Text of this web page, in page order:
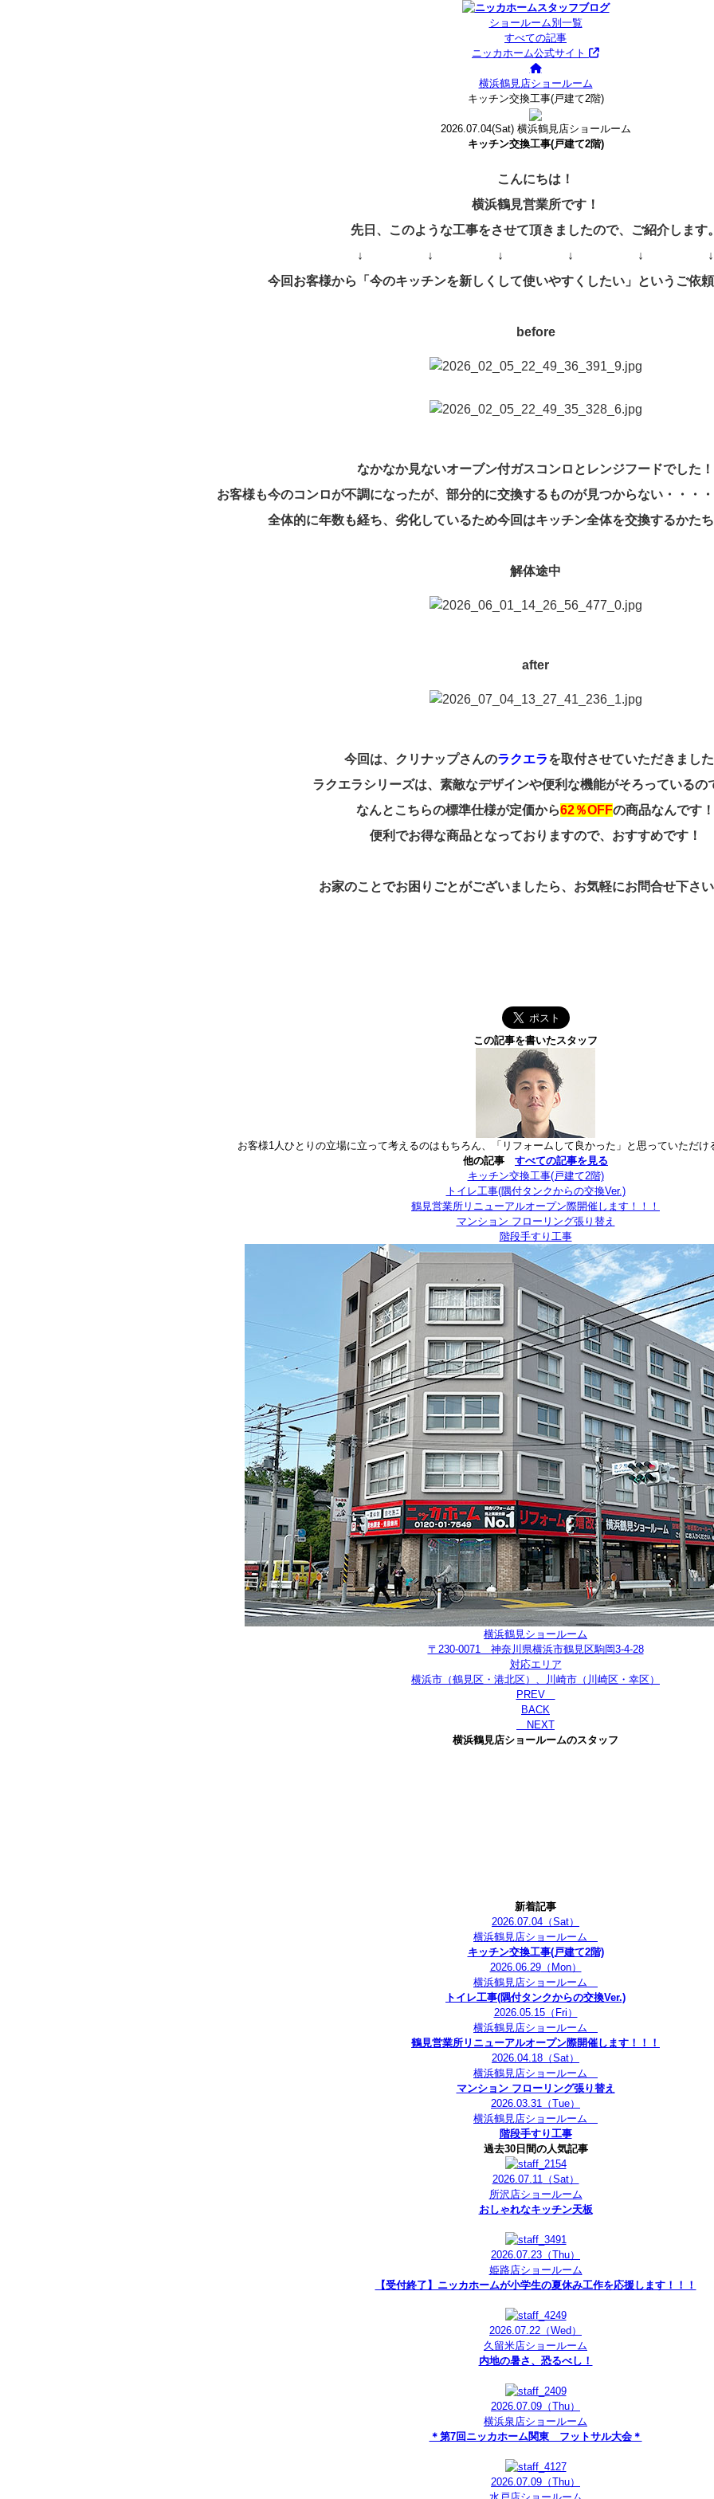
ショールーム別一覧
すべての記事
ニッカホーム公式サイト
横浜鶴見店ショールーム
キッチン交換工事(戸建て2階)
2026.07.04(Sat)横浜鶴見店ショールーム
キッチン交換工事(戸建て2階)
こんにちは！
横浜鶴見営業所です！
先日、このような工事をさせて頂きましたので、ご紹介します。
↓ ↓ ↓ ↓ ↓ ↓
今回お客様から「今のキッチンを新しくして使いやすくしたい」というご依頼
before
なかなか見ないオーブン付ガスコンロとレンジフードでした！
お客様も今のコンロが不調になったが、部分的に交換するものが見つからない・・・
全体的に年数も経ち、劣化しているため今回はキッチン全体を交換するかた
解体途中
after
今回は、クリナップさんのラクエラを取付させていただきました
ラクエラシリーズは、素敵なデザインや便利な機能がそろっているの
なんとこちらの標準仕様が定価から62％OFFの商品なんです！
便利でお得な商品となっておりますので、おすすめです！
お家のことでお困りごとがございましたら、お気軽にお問合せ下さい
この記事を書いたスタッフ
お客様1人ひとりの立場に立って考えるのはもちろん、「リフォームして良かった」と思っていただけ
他の記事 すべての記事を見る
キッチン交換工事(戸建て2階)
トイレ工事(隅付タンクからの交換Ver.)
鶴見営業所リニューアルオープン際開催します！！！
マンション フローリング張り替え
階段手すり工事
横浜鶴見ショールーム
〒230-0071 神奈川県横浜市鶴見区駒岡3-4-28
対応エリア
横浜市（鶴見区・港北区）、川崎市（川崎区・幸区）
PREV
BACK
NEXT
横浜鶴見店ショールームのスタッフ
新着記事
2026.07.04 （Sat）
横浜鶴見店ショールーム
キッチン交換工事(戸建て2階)
2026.06.29（Mon）
横浜鶴見店ショールーム
トイレ工事(隅付タンクからの交換Ver.)
2026.05.15（Fri）
横浜鶴見店ショールーム
鶴見営業所リニューアルオープン際開催します！！！
2026.04.18 （Sat）
横浜鶴見店ショールーム
マンション フローリング張り替え
2026.03.31 （Tue）
横浜鶴見店ショールーム
階段手すり工事
過去30日間の人気記事
2026.07.11（Sat）
所沢店ショールーム
おしゃれなキッチン天板
2026.07.23 （Thu）
姫路店ショールーム
【受付終了】ニッカホームが小学生の夏休み工作を応援します！！！
2026.07.22 （Wed）
久留米店ショールーム
内地の暑さ、恐るべし！
2026.07.09 （Thu）
横浜泉店ショールーム
＊第7回ニッカホーム関東 フットサル大会＊
2026.07.09 （Thu）